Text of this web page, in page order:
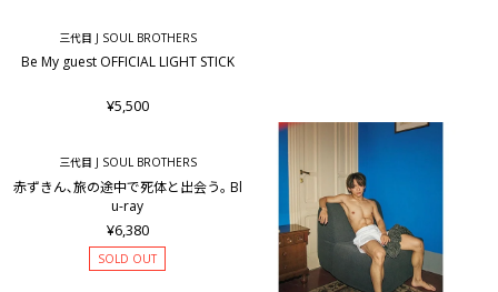
三代目 J SOUL BROTHERS
Be My guest OFFICIAL LIGHT STICK
¥5,500
三代目 J SOUL BROTHERS
赤ずきん､旅の途中で死体と出会う｡ Bl
u-ray
¥6,380
SOLD OUT